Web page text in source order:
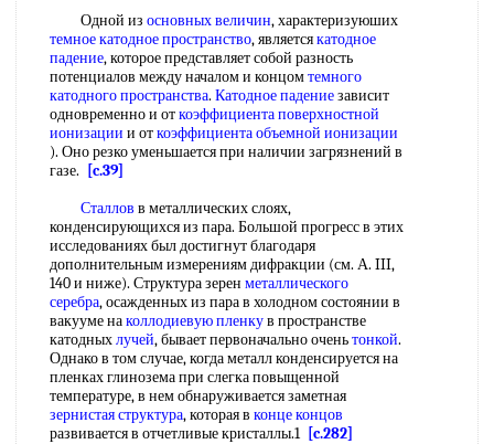
Одной из основных величин, характеризуюших
темное катодное пространство, являетсякатодное
падение, которое представляет собой разность
потенциалов между началом и концомтемного
катодного пространства. Катодное падениезависит
одновременно и откоэффициента поверхностной
ионизации и откоэффициента объемной ионизации
). Оно резко уменьшается при наличии загрязнений в
газе.
[c.39]
Сталлов в металлических слоях,
конденсирующихся из пара. Большой прогресс в этих
исследованиях был достигнут благодаря
дополнительным измерениям дифракции (см. А. III,
140 и ниже). Структура зерен металлического
серебра, осажденных из пара в холодном состоянии в
вакууме наколлодиевую пленкув пространстве
катодныхлучей, бывает первоначально оченьтонкой.
Однако в том случае, когда металл конденсируется на
пленках глинозема при слегка повыщенной
температуре, в нем обнаруживается заметная
зернистая структура, которая в конце концов
развивается в отчетливые кристаллы.1 [c.282]